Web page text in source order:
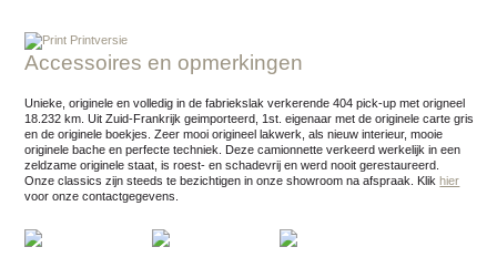
Printversie
Accessoires en opmerkingen
Unieke, originele en volledig in de fabriekslak verkerende 404 pick-up met origneel
18.232 km. Uit Zuid-Frankrijk geimporteerd, 1st. eigenaar met de originele carte gris
en de originele boekjes. Zeer mooi origineel lakwerk, als nieuw interieur, mooie
originele bache en perfecte techniek. Deze camionnette verkeerd werkelijk in een
zeldzame originele staat, is roest- en schadevrij en werd nooit gerestaureerd.
Onze classics zijn steeds te bezichtigen in onze showroom na afspraak.
Klik hier
voor onze contactgegevens.